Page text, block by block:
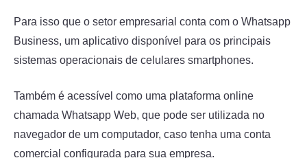
Para isso que o setor empresarial conta com o Whatsapp
Business, um aplicativo disponível para os principais
sistemas operacionais de celulares smartphones.
Também é acessível como uma plataforma online
chamada Whatsapp Web, que pode ser utilizada no
navegador de um computador, caso tenha uma conta
comercial configurada para sua empresa.